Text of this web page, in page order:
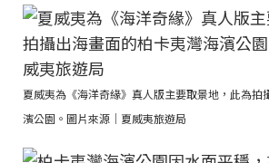
夏威夷為《海洋奇緣》真人版主要取景地，此為拍
濱公園。圖片來源｜夏威夷旅遊局